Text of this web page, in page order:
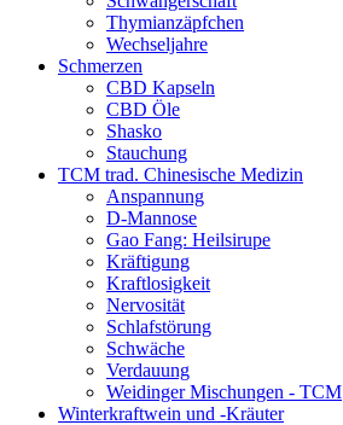
Thymianzäpfchen
Wechseljahre
Schmerzen
CBD Kapseln
CBD Öle
Shasko
Stauchung
TCM trad. Chinesische Medizin
Anspannung
D-Mannose
Gao Fang: Heilsirupe
Kräftigung
Kraftlosigkeit
Nervosität
Schlafstörung
Schwäche
Verdauung
Weidinger Mischungen - TCM
Winterkraftwein und -Kräuter